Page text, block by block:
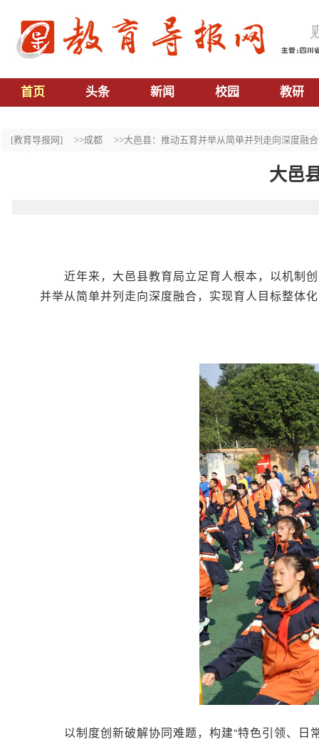
首页 头条 新闻 校园 教研
[教育导报网] >>成都 >>大邑县：推动五育并举从简单并列走向深度融合
大邑
近年来，大邑县教育局立足育人根本，以机制
并举从简单并列走向深度融合，实现育人目标整体
以制度创新破解协同难题，构建“特色引领、